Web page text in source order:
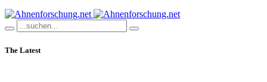
The Latest